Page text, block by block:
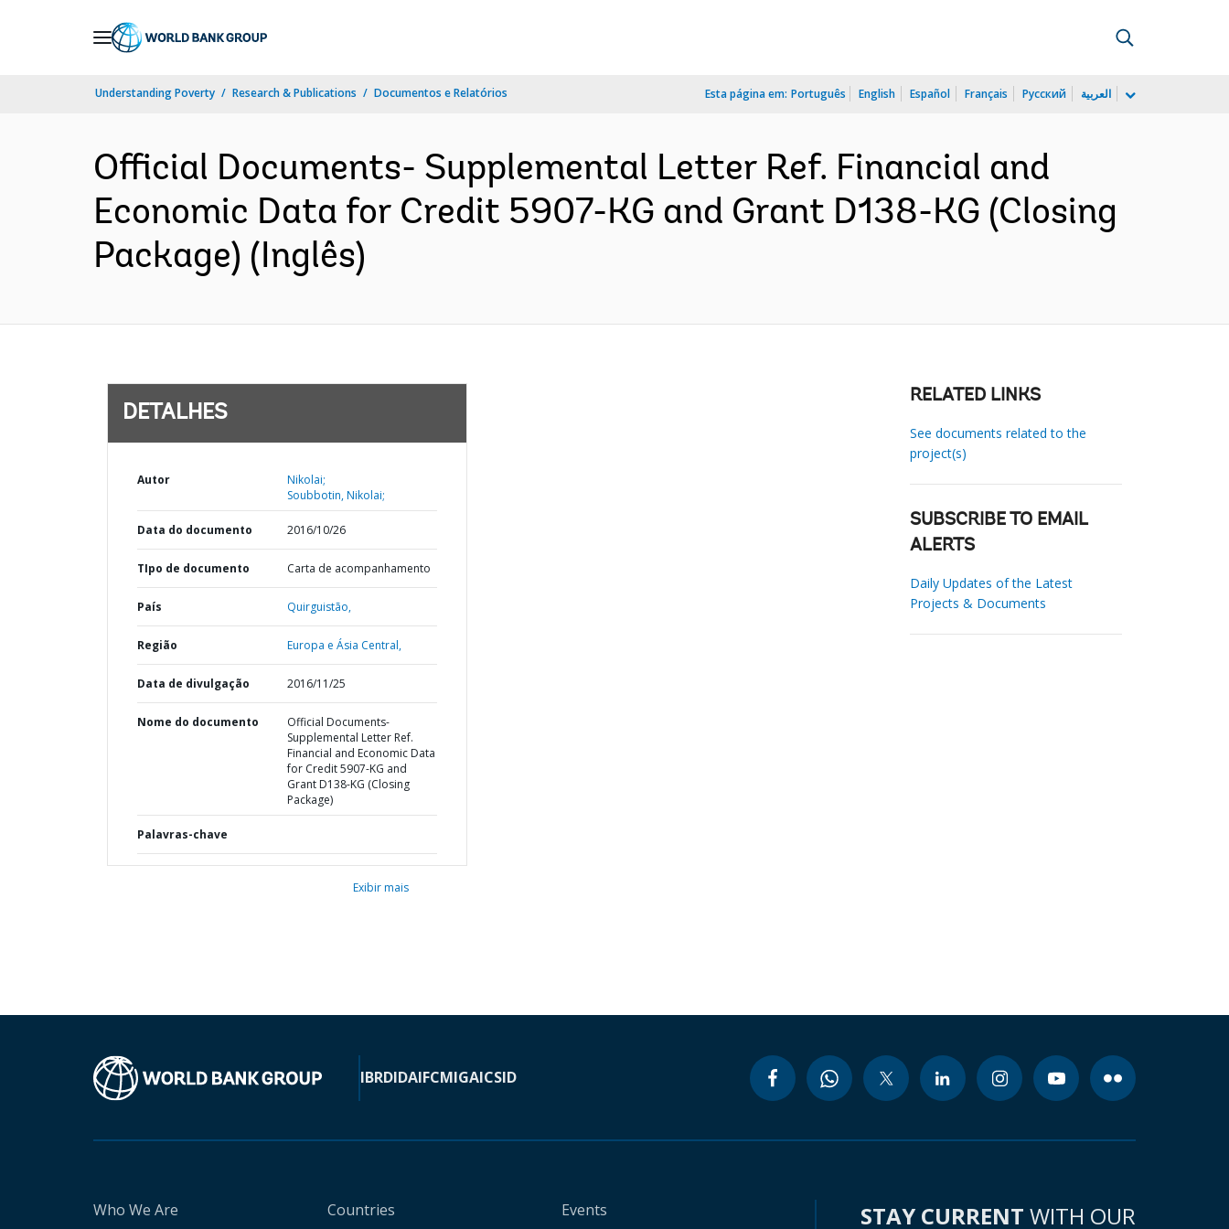
Understanding Poverty Research & Publications Documentos e Relatórios Esta página em: Português English Español Français Русский العربية
Official Documents- Supplemental Letter Ref. Financial and
Economic Data for Credit 5907-KG and Grant D138-KG (Closing
Package) (Inglês)
DETALHES
Autor
Nikolai;
Soubbotin, Nikolai;
Data do documento 2016/10/26
TIpo de documento Carta de acompanhamento
País Quirguistão,
Região Europa e Ásia Central,
Data de divulgação 2016/11/25
Nome do documento
Official Documents-
Supplemental Letter Ref.
Financial and Economic Data
for Credit 5907-KG and
Grant D138-KG (Closing
Package)
Palavras-chave
Exibir mais
RELATED LINKS
See documents related to the
project(s)
SUBSCRIBE TO EMAIL
ALERTS
Daily Updates of the Latest
Projects & Documents
IBRDIDAIFCMIGAICSID
Who We Are Countries Events STAY CURRENT WITH OUR